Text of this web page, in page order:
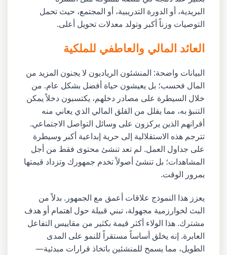
البريدية، أو الدورة التدريبية، أو المجتمع، حيث تحمل
التوصيات وزناً أكبر وتولد معدلات تحويل أعلى.
العائد المالي والعاطفي للملكية
البيانات واضحة: المنشئون الرياديون لا يجنون المزيد من
المال فحسب؛ بل يعيشون حياة أفضل بشكل عام. من
خلال السيطرة على مصادر دخلهم، يكتسبون دخلاً يمكن
التنبؤ به، مما يقلل من القلق المالي الذي يعاني منه
أقرانهم الذين يركزون على وسائل التواصل الاجتماعي.
تترجم هذه الاستقلالية إلى حرية إبداعية أكبر وسيطرة
على جداول العمل. لم تعد تنشئ محتوى فقط من أجل
المشاهدات؛ بل تنشئ أصولاً تخدم جمهورك وتزداد قيمتها
بمرور الوقت.
يعزز هذا النموذج علاقات أعمق مع الجمهور. بدلاً من
البث لخوارزمية مجهولة، تبني قبيلة حول اهتمام أو هدف
مشترك. هذا الولاء أكثر قيمة بكثير من مقاييس التفاعل
العابرة. إنه يخلق أساساً مستقراً للنمو على المدى
الطويل، مما يسمح للمنشئين باتخاذ قرارات مبدئية—